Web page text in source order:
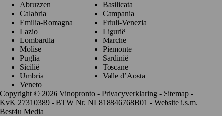
Abruzzen
Basilicata
Calabria
Campania
Emilia-Romagna
Friuli-Venezia
Lazio
Ligurië
Lombardia
Marche
Molise
Piemonte
Puglia
Sardinië
Sicilië
Toscane
Umbria
Valle d’Aosta
Veneto
Copyright © 2026 Vinopronto - Privacyverklaring - Sitemap -
KvK 27310389 - BTW Nr. NL818846768B01 - Website i.s.m.
Best4u Media